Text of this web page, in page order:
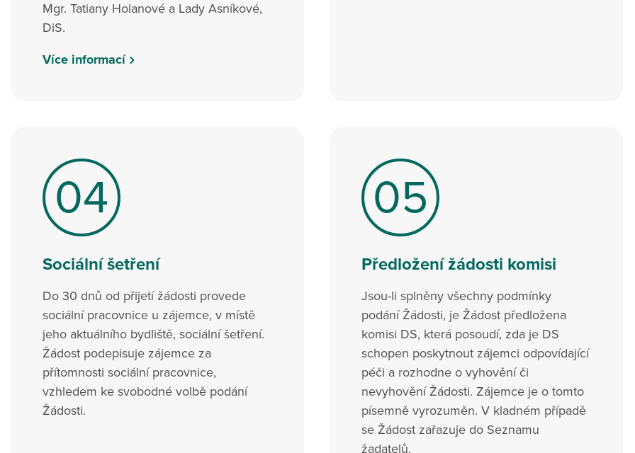
Mgr. Tatiany Holanové a Lady Asníkové,
DiS.
Více informací
04
Sociální šetření
Do 30 dnů od přijetí žádosti provede
sociální pracovnice u zájemce, v místě
jeho aktuálního bydliště, sociální šetření.
Žádost podepisuje zájemce za
přítomnosti sociální pracovnice,
vzhledem ke svobodné volbě podání
Žádosti.
05
Předložení žádosti komisi
Jsou-li splněny všechny podmínky
podání Žádosti, je Žádost předložena
komisi DS, která posoudí, zda je DS
schopen poskytnout zájemci odpovídající
péči a rozhodne o vyhovění či
nevyhovění Žádosti. Zájemce je o tomto
písemně vyrozuměn. V kladném případě
se Žádost zařazuje do Seznamu
žadatelů.